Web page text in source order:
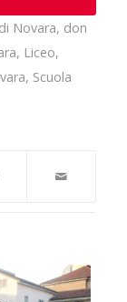
Novara, don
, Liceo,
, Scuola